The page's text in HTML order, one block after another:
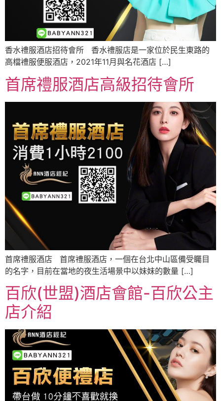
香水禮服酒店招待會所 香水禮服店是一家位於民生東路的
高檔禮服便服酒店，2021年11月與名花酒店 […]
首席禮服酒店高級招待會所
首席禮服酒店 首席禮服酒店，一個在台北中山區備受矚目
的名字，目前在當地的夜生活場景中以妹妹的數量 […]
百欣(世盟)酒店會館-百欣公主
店介紹